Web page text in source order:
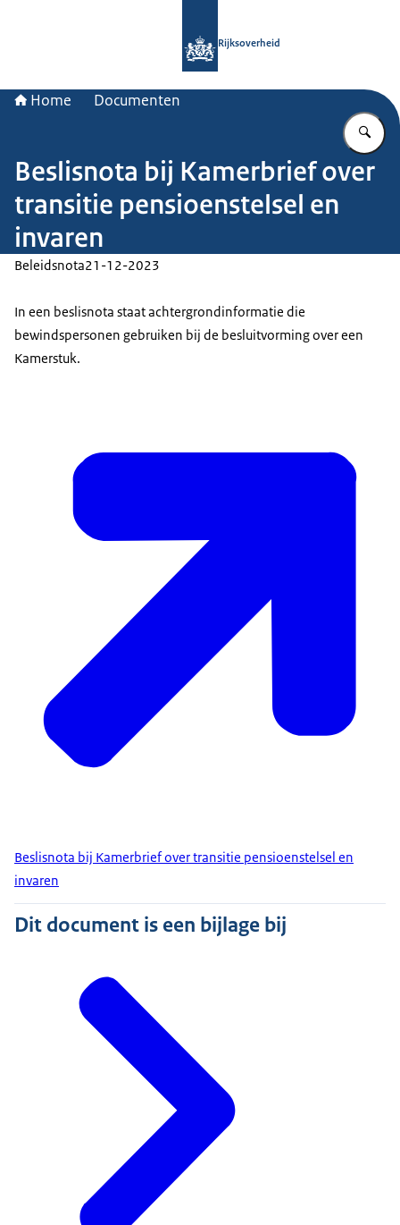
Rijksoverheid
Home Documenten
Beslisnota bij Kamerbrief over
transitie pensioenstelsel en
invaren
Beleidsnota21-12-2023
In een beslisnota staat achtergrondinformatie die
bewindspersonen gebruiken bij de besluitvorming over een
Kamerstuk.
Beslisnota bij Kamerbrief over transitie pensioenstelsel en
invaren
Dit document is een bijlage bij